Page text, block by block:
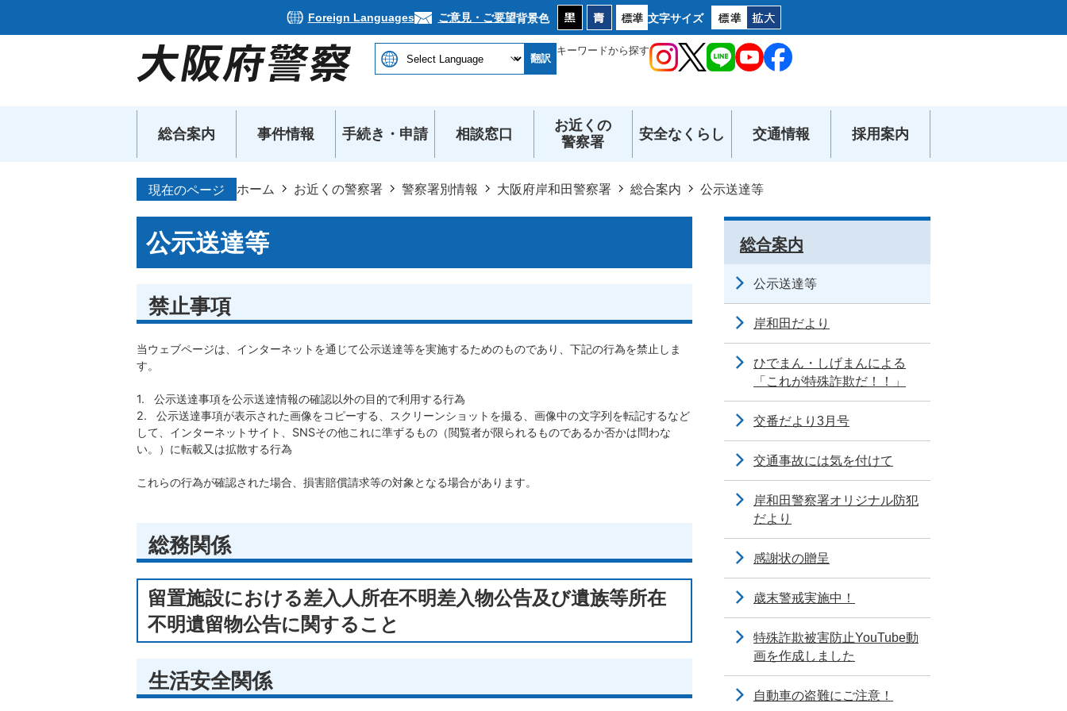
Foreign Languages ご意見・ご要望背景色 文字サイズ
翻訳
キーワードから探す
総合案内 事件情報 手続き・申請 相談窓口
お近くの
警察署
安全なくらし 交通情報 採用案内
現在のページ ホーム お近くの警察署 警察署別情報 大阪府岸和田警察署 総合案内 公示送達等
公示送達等
禁止事項
​​​​​​​当ウェブページは、インターネットを通じて公示送達等を実施するためのものであり、下記の行為を禁止しま
す。
1. 公示送達事項を公示送達情報の確認以外の目的で利用する行為
​​​​​​​2. 公示送達事項が表示された画像をコピーする、スクリーンショットを撮る、画像中の文字列を転記するなど
して、インターネットサイト、SNSその他これに準ずるもの（閲覧者が限られるものであるか否かは問わな
い。）に転載又は拡散する行為
これらの行為が確認された場合、損害賠償請求等の対象となる場合があります。
総務関係
留置施設における差入人所在不明差入物公告及び遺族等所在
不明遺留物公告に関すること
生活安全関係
総合案内
公示送達等
岸和田だより
ひでまん・しげまんによる
「これが特殊詐欺だ！！」
交番だより3月号
交通事故には気を付けて
岸和田警察署オリジナル防犯
だより
感謝状の贈呈
歳末警戒実施中！
特殊詐欺被害防止YouTube動
画を作成しました
自動車の盗難にご注意！